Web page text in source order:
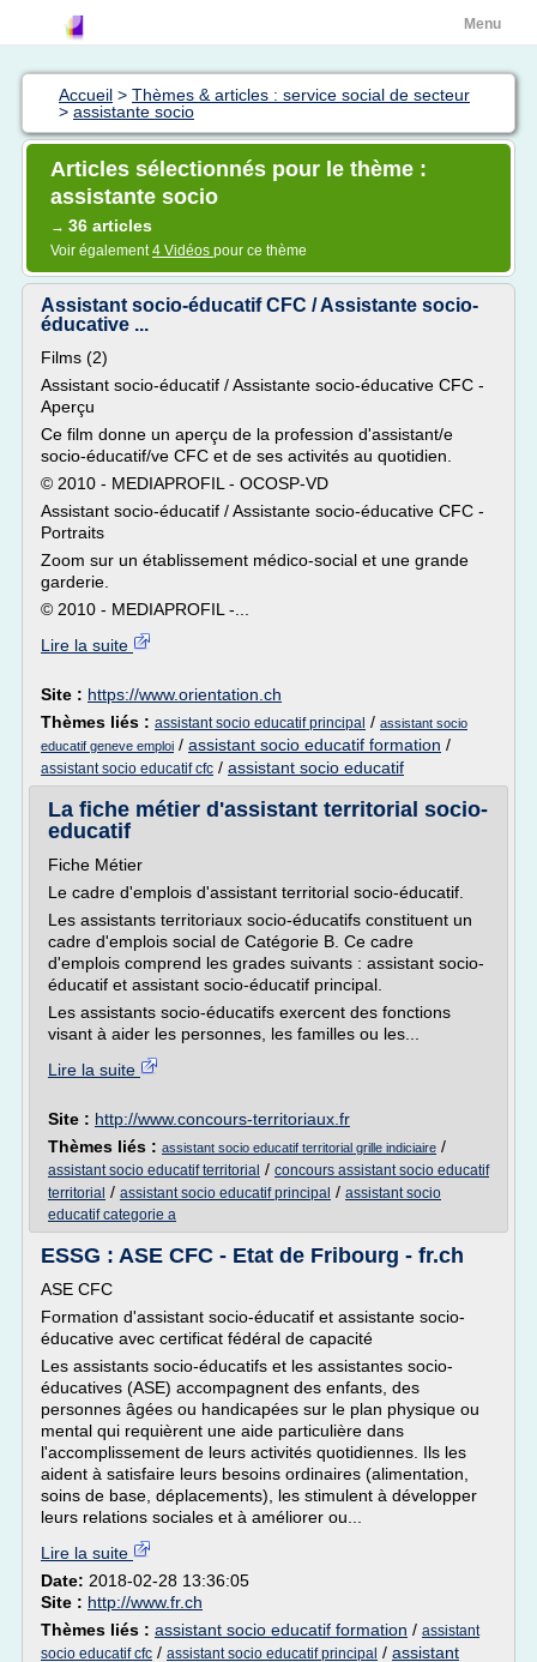
Menu
Accueil > Thèmes & articles : service social de secteur
> assistante socio
Articles sélectionnés pour le thème :
assistante socio
→ 36 articles
Voir également4 Vidéos pour ce thème
Assistant socio-éducatif CFC / Assistante socio-
éducative ...
Films (2)
Assistant socio-éducatif / Assistante socio-éducative CFC -
Aperçu
Ce film donne un aperçu de la profession d'assistant/e
socio-éducatif/ve CFC et de ses activités au quotidien.
© 2010 - MEDIAPROFIL - OCOSP-VD
Assistant socio-éducatif / Assistante socio-éducative CFC -
Portraits
Zoom sur un établissement médico-social et une grande
garderie.
© 2010 - MEDIAPROFIL -...
Lire la suite
Site : https://www.orientation.ch
Thèmes liés : assistant socio educatif principal / assistant socio
educatif geneve emploi / assistant socio educatif formation /
assistant socio educatif cfc / assistant socio educatif
La fiche métier d'assistant territorial socio-
educatif
Fiche Métier
Le cadre d'emplois d'assistant territorial socio-éducatif.
Les assistants territoriaux socio-éducatifs constituent un
cadre d'emplois social de Catégorie B. Ce cadre
d'emplois comprend les grades suivants : assistant socio-
éducatif et assistant socio-éducatif principal.
Les assistants socio-éducatifs exercent des fonctions
visant à aider les personnes, les familles ou les...
Lire la suite
Site : http://www.concours-territoriaux.fr
Thèmes liés : assistant socio educatif territorial grille indiciaire /
assistant socio educatif territorial / concours assistant socio educatif
territorial / assistant socio educatif principal / assistant socio
educatif categorie a
ESSG : ASE CFC - Etat de Fribourg - fr.ch
ASE CFC
Formation d'assistant socio-éducatif et assistante socio-
éducative avec certificat fédéral de capacité
Les assistants socio-éducatifs et les assistantes socio-
éducatives (ASE) accompagnent des enfants, des
personnes âgées ou handicapées sur le plan physique ou
mental qui requièrent une aide particulière dans
l'accomplissement de leurs activités quotidiennes. Ils les
aident à satisfaire leurs besoins ordinaires (alimentation,
soins de base, déplacements), les stimulent à développer
leurs relations sociales et à améliorer ou...
Lire la suite
Date: 2018-02-28 13:36:05
Site : http://www.fr.ch
Thèmes liés : assistant socio educatif formation / assistant
socio educatif cfc / assistant socio educatif principal / assistant